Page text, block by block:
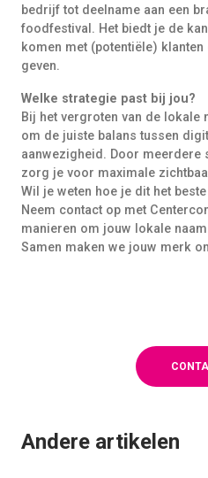
bedrijf tot deelname aan een
foodfestival. Het biedt je de
komen met (potentiële)
geven.
Welke strategie past bij jou?
Bij het vergroten van de lokale
om de juiste balans tussen
aanwezigheid. Door meerdere
zorg je voor maximale
Wil je weten hoe je dit het
Neem contact op met
manieren om jouw lokale
Samen maken we jouw merk
Andere artikelen